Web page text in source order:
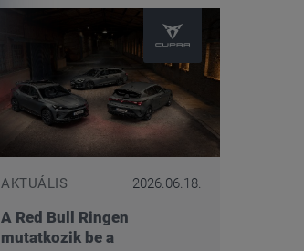
AKTUÁLIS 2026.06.18.
A Red Bull Ringen
mutatkozik be a